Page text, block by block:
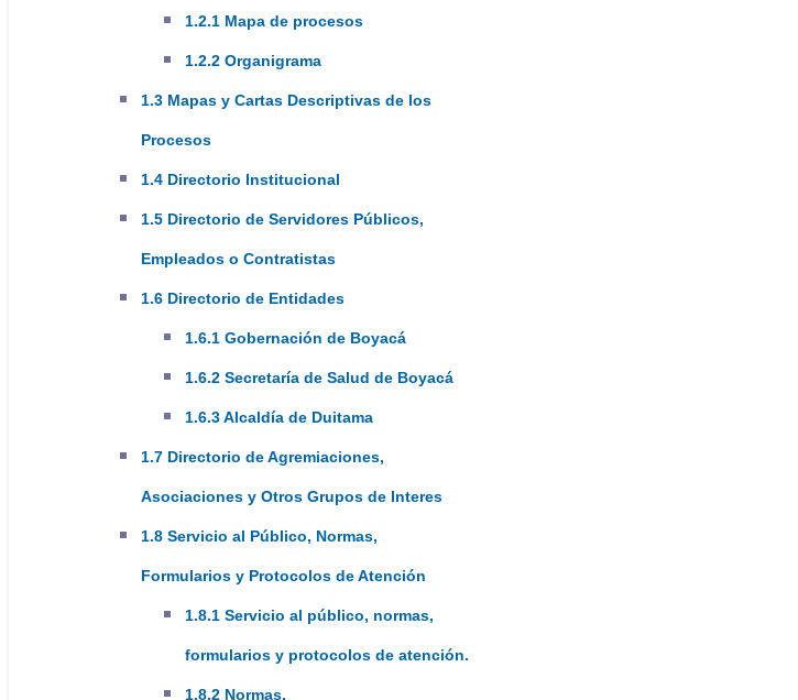
1.2.1 Mapa de procesos
1.2.2 Organigrama
1.3 Mapas y Cartas Descriptivas de los
Procesos
1.4 Directorio Institucional
1.5 Directorio de Servidores Públicos,
Empleados o Contratistas
1.6 Directorio de Entidades
1.6.1 Gobernación de Boyacá
1.6.2 Secretaría de Salud de Boyacá
1.6.3 Alcaldía de Duitama
1.7 Directorio de Agremiaciones,
Asociaciones y Otros Grupos de Interes
1.8 Servicio al Público, Normas,
Formularios y Protocolos de Atención
1.8.1 Servicio al público, normas,
formularios y protocolos de atención.
1.8.2 Normas.
Enlaces de Interés
Condiciones de uso del portal web
Políticas Institucionales
Youtube
twitter
instagram
Mapa del sitio
SEDES DE ATENCIÓN EXTRAMURAL: